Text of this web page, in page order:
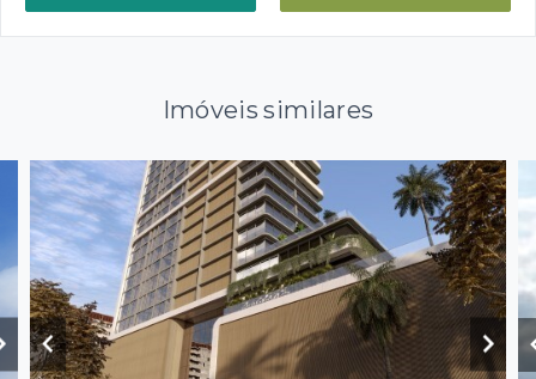
Imóveis similares